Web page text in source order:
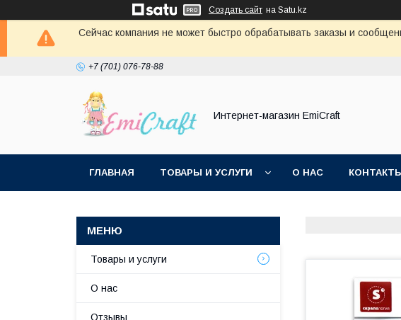
Создать сайт на Satu.kz
Сейчас компания не может быстро обрабатывать заказы и
+7 (701) 076-78-88
Интернет-магазин EmiCraft
ГЛАВНАЯ ТОВАРЫ И УСЛУГИ О НАС
Товары и услуги
О нас
Отзывы